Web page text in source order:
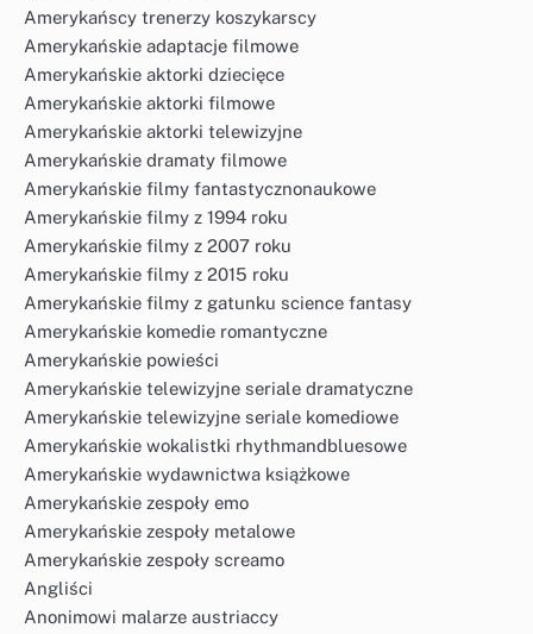
Amerykańscy trenerzy koszykarscy
Amerykańskie adaptacje filmowe
Amerykańskie aktorki dziecięce
Amerykańskie aktorki filmowe
Amerykańskie aktorki telewizyjne
Amerykańskie dramaty filmowe
Amerykańskie filmy fantastycznonaukowe
Amerykańskie filmy z 1994 roku
Amerykańskie filmy z 2007 roku
Amerykańskie filmy z 2015 roku
Amerykańskie filmy z gatunku science fantasy
Amerykańskie komedie romantyczne
Amerykańskie powieści
Amerykańskie telewizyjne seriale dramatyczne
Amerykańskie telewizyjne seriale komediowe
Amerykańskie wokalistki rhythmandbluesowe
Amerykańskie wydawnictwa książkowe
Amerykańskie zespoły emo
Amerykańskie zespoły metalowe
Amerykańskie zespoły screamo
Angliści
Anonimowi malarze austriaccy